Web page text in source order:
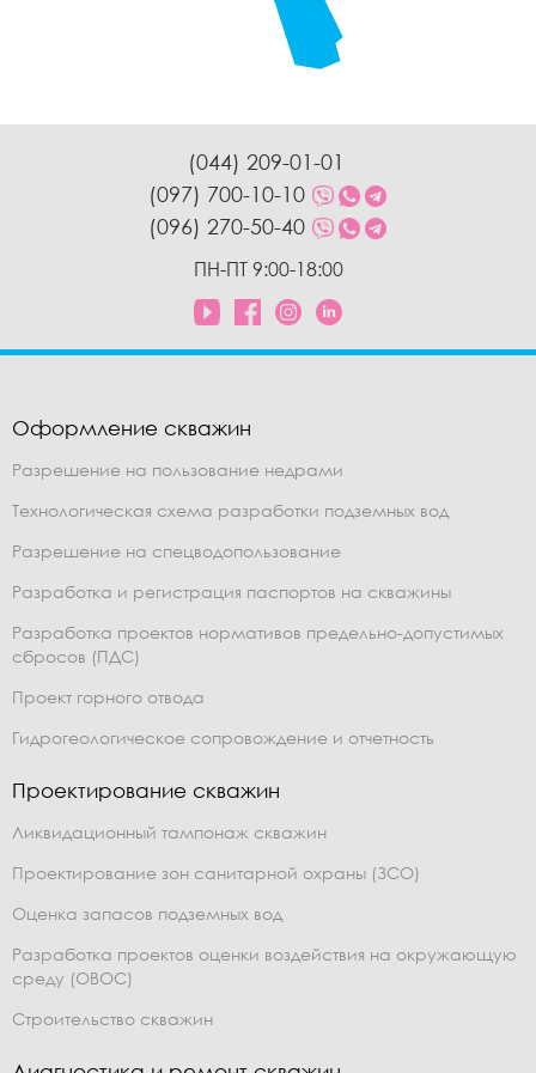
(044) 209-01-01
(097) 700-10-10
(096) 270-50-40
ПН-ПТ 9:00-18:00
Оформление скважин
Разрешение на пользование недрами
Технологическая схема разработки подземных вод
Разрешение на спецводопользование
Разработка и регистрация паспортов на скважины
Разработка проектов нормативов предельно-допустимых
сбросов (ПДС)
Проект горного отвода
Гидрогеологическое сопровождение и отчетность
Проектирование скважин
Ликвидационный тампонаж скважин
Проектирование зон санитарной охраны (ЗСО)
Оценка запасов подземных вод
Разработка проектов оценки воздействия на окружающую
среду (ОВОС)
Строительство скважин